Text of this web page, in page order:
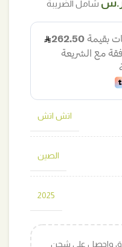
السعر
1.050,00 ر.س.
شامل الضريبة
اتش اتش
الصين
2025
واحصل على شحن